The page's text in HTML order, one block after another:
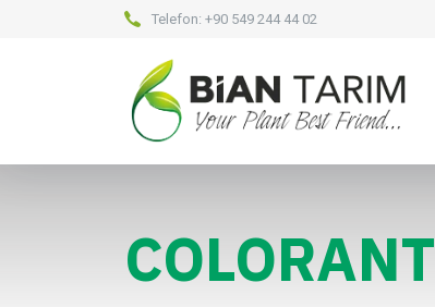
Telefon: +90 549 244 44 02
COLORANT